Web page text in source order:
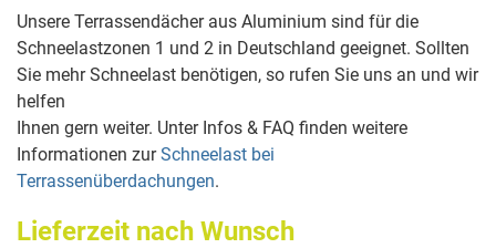
Unsere Terrassendächer aus Aluminium sind für die
Schneelastzonen 1 und 2 in Deutschland geeignet. Sollten
Sie mehr Schneelast benötigen, so rufen Sie uns an und wir
helfen
Ihnen gern weiter. Unter Infos & FAQ finden weitere
Informationen zurSchneelast bei
Terrassenüberdachungen.
Lieferzeit nach Wunsch